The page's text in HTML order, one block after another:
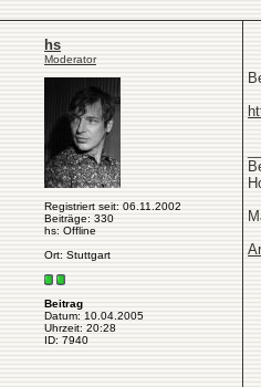
hs
Moderator
Registriert seit: 06.11.2002
Beiträge: 330
hs: Offline
Ort: Stuttgart
Beitrag
Datum: 10.04.2005
Uhrzeit: 20:28
ID: 7940